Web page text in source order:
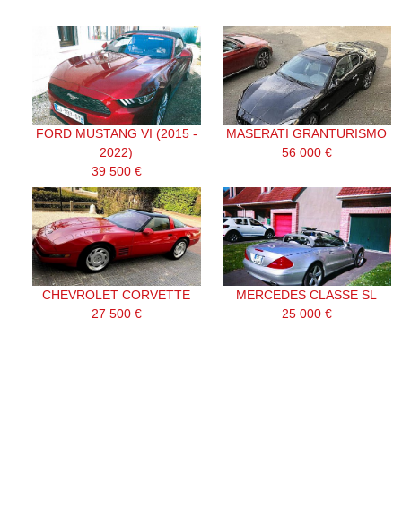
FORD MUSTANG VI (2015 -
2022)
39 500 €
MASERATI GRANTURISMO
56 000 €
CHEVROLET CORVETTE
27 500 €
MERCEDES CLASSE SL
25 000 €